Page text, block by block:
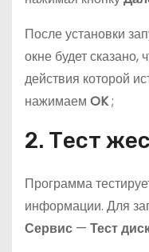
После установки
окне будет сказано,
действия которой
нажимаем OK;
2. Тест
Программа
информации. Для
Сервис — Тест